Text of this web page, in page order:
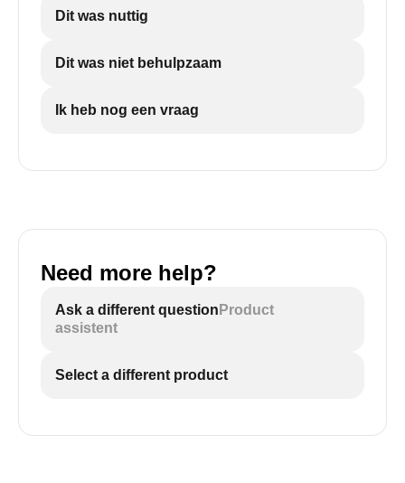
Dit was nuttig
Dit was niet behulpzaam
Ik heb nog een vraag
Need more help?
Ask a different question Product
assistent
Select a different product